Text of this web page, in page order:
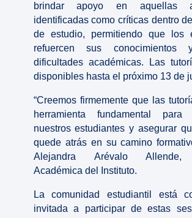
brindar apoyo en aquellas
identificadas como críticas dentro
de estudio, permitiendo que los
refuercen sus conocimientos
dificultades académicas. Las
disponibles hasta el próximo 13 de
“Creemos firmemente que las
herramienta fundamental
nuestros estudiantes y asegurar
quede atrás en su camino
Alejandra Arévalo Allende,
Académica del Instituto.
La comunidad estudiantil está
invitada a participar de estas